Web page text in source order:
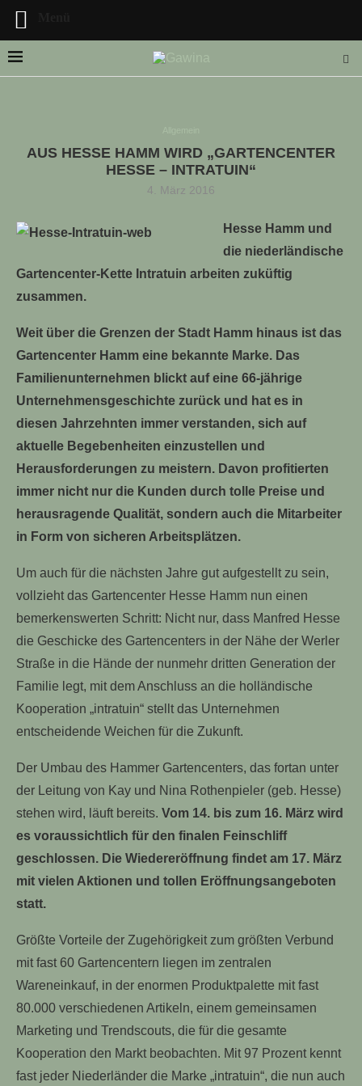
STELLENANGEBOTE!!!
AUS HESSE HAMM WIRD „GARTENCENTER
HESSE – INTRATUIN“
4. März 2016
Hesse Hamm und
die niederländische
Gartencenter-Kette Intratuin arbeiten zuküftig
zusammen.
Weit über die Grenzen der Stadt Hamm hinaus ist das
Gartencenter Hamm eine bekannte Marke. Das
Familienunternehmen blickt auf eine 66-jährige
Unternehmensgeschichte zurück und hat es in
diesen Jahrzehnten immer verstanden, sich auf
aktuelle Begebenheiten einzustellen und
Herausforderungen zu meistern. Davon profitierten
immer nicht nur die Kunden durch tolle Preise und
herausragende Qualität, sondern auch die Mitarbeiter
in Form von sicheren Arbeitsplätzen.
Um auch für die nächsten Jahre gut aufgestellt zu sein,
vollzieht das Gartencenter Hesse Hamm nun einen
bemerkenswerten Schritt: Nicht nur, dass Manfred Hesse
die Geschicke des Gartencenters in der Nähe der Werler
Straße in die Hände der nunmehr dritten Generation der
Familie legt, mit dem Anschluss an die holländische
Kooperation „intratuin“ stellt das Unternehmen
entscheidende Weichen für die Zukunft.
Der Umbau des Hammer Gartencenters, das fortan unter
der Leitung von Kay und Nina Rothenpieler (geb. Hesse)
stehen wird, läuft bereits. Vom 14. bis zum 16. März wird
es voraussichtlich für den finalen Feinschliff
geschlossen. Die Wiedereröffnung findet am 17. März
mit vielen Aktionen und tollen Eröffnungsangeboten
statt.
Größte Vorteile der Zugehörigkeit zum größten Verbund
mit fast 60 Gartencentern liegen im zentralen
Wareneinkauf, in der enormen Produktpalette mit fast
80.000 verschiedenen Artikeln, einem gemeinsamen
Marketing und Trendscouts, die für die gesamte
Kooperation den Markt beobachten. Mit 97 Prozent kennt
fast jeder Niederländer die Marke „intratuin“, die nun auch